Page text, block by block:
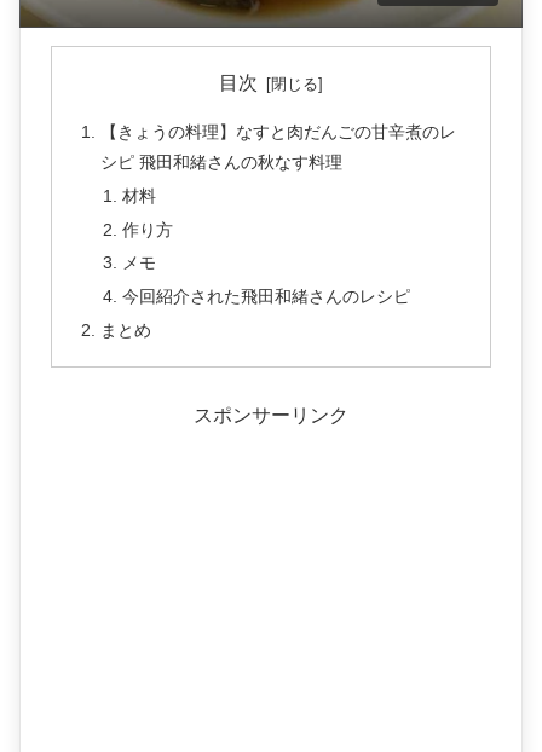
目次
【きょうの料理】なすと肉だんごの甘辛煮のレ
シピ 飛田和緒さんの秋なす料理
材料
作り方
メモ
今回紹介された飛田和緒さんのレシピ
まとめ
スポンサーリンク